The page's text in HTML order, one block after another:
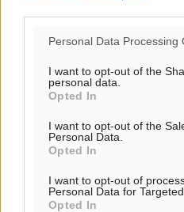
Personal Data Processing
I want to opt-out of the
personal data.
Opted In
I want to opt-out of the
Personal Data.
Opted In
I want to opt-out of
Personal Data for
Opted In
παρεχόμενου συνδέσμου
της Δημοκρατικής.
o καιρός τώρα:
αίθριος καιρός